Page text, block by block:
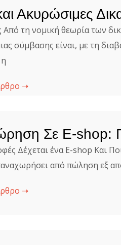
Ακυρώσιμες
Από τη νομική θεωρία των
σύμβασης είναι, με τη
➝
Σε E-shop:
Δέχεται ένα E-shop Και
από πώληση εξ
➝